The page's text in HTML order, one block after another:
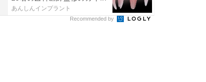
あんしんインプラント
Recommended by